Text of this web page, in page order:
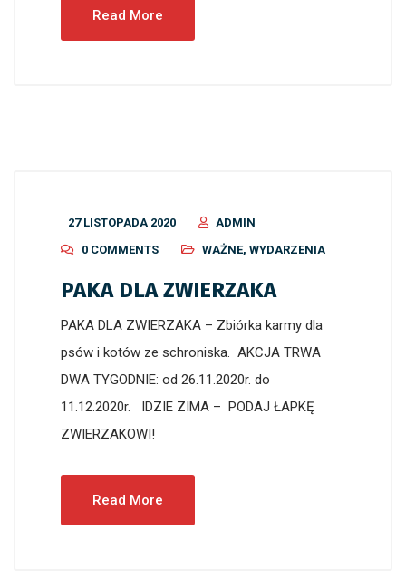
Read More
27 LISTOPADA 2020
ADMIN
0 COMMENTS
WAŻNE, WYDARZENIA
PAKA DLA ZWIERZAKA
PAKA DLA ZWIERZAKA – Zbiórka karmy dla
psów i kotów ze schroniska. AKCJA TRWA
DWA TYGODNIE: od 26.11.2020r. do
11.12.2020r. IDZIE ZIMA – PODAJ ŁAPKĘ
ZWIERZAKOWI!
Read More